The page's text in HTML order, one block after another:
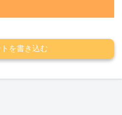
を書き込む